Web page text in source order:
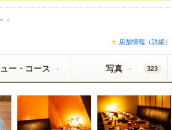
店舗情報（詳細）
ー・コース 写真 323